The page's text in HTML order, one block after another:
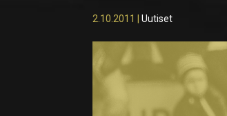
2.10.2011 |Uutiset